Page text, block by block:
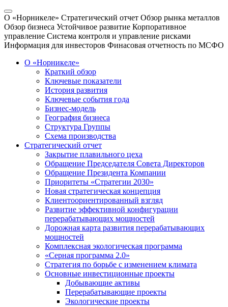
О «Норникеле» Стратегический отчет Обзор рынка металлов
Обзор бизнеса Устойчивое развитие Корпоративное
управление Система контроля и управление рисками
Информация для инвесторов Финасовая отчетность по МСФО
О «Норникеле»
Краткий обзор
Ключевые показатели
История развития
Ключевые события года
Бизнес-модель
География бизнеса
Структура Группы
Схема производства
Стратегический отчет
Закрытие плавильного цеха
Обращение Председателя Совета Директоров
Обращение Президента Компании
Приоритеты «Стратегии 2030»
Новая стратегическая концепция
Клиентоориентированный взгляд
Развитие эффективной конфигурации
перерабатывающих мощностей
Дорожная карта развития перерабатывающих
мощностей
Комплексная экологическая программа
«Серная программа 2.0»
Стратегия по борьбе с изменением климата
Основные инвестиционные проекты
Добывающие активы
Перерабатывающие проекты
Экологические проекты